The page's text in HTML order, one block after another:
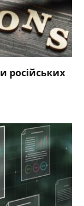
російських